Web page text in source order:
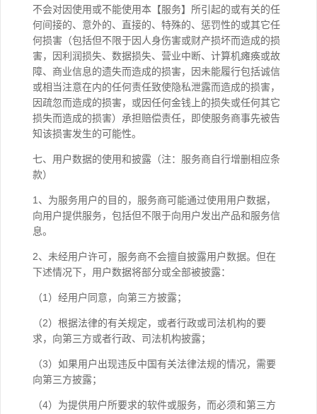
不会对因使用或不能使用本【服务】所引起的或有关的任
何间接的、意外的、直接的、特殊的、惩罚性的或其它任
何损害（包括但不限于因人身伤害或财产损坏而造成的损
害，因利润损失、数据损失、营业中断、计算机瘫痪或故
障、商业信息的遗失而造成的损害，因未能履行包括诚信
或相当注意在内的任何责任致使隐私泄露而造成的损害，
因疏忽而造成的损害，或因任何金钱上的损失或任何其它
损失而造成的损害）承担赔偿责任，即使服务商事先被告
知该损害发生的可能性。
七、用户数据的使用和披露（注：服务商自行增删相应条
款）
1、为服务用户的目的，服务商可能通过使用用户数据，
向用户提供服务，包括但不限于向用户发出产品和服务信
息。
2、未经用户许可，服务商不会擅自披露用户数据。但在
下述情况下，用户数据将部分或全部被披露：
（1）经用户同意，向第三方披露；
（2）根据法律的有关规定，或者行政或司法机构的要
求，向第三方或者行政、司法机构披露；
（3）如果用户出现违反中国有关法律法规的情况，需要
向第三方披露；
（4）为提供用户所要求的软件或服务，而必须和第三方